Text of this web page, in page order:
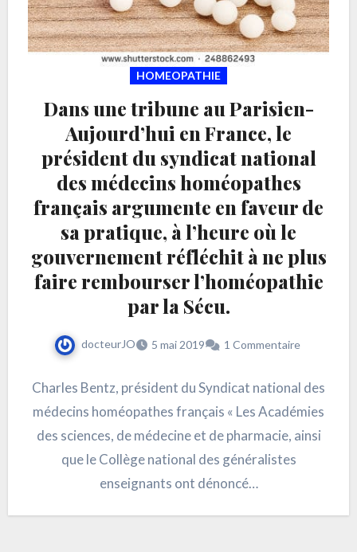
HOMEOPATHIE
Dans une tribune au Parisien-
Aujourd’hui en France, le
président du syndicat national
des médecins homéopathes
français argumente en faveur de
sa pratique, à l’heure où le
gouvernement réfléchit à ne plus
faire rembourser l’homéopathie
par la Sécu.
docteurJO 5 mai 2019 1 Commentaire
Charles Bentz, président du Syndicat national des
médecins homéopathes français « Les Académies
des sciences, de médecine et de pharmacie, ainsi
que le Collège national des généralistes
enseignants ont dénoncé…